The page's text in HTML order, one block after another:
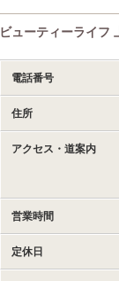
ビューティーライフ
電話番号
住所
アクセス・道案内
営業時間
定休日